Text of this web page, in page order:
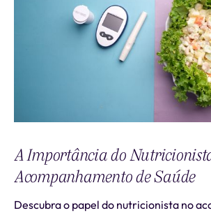
A Importância do
Acompanhamento de Saúde
Descubra o papel do nutricionista no